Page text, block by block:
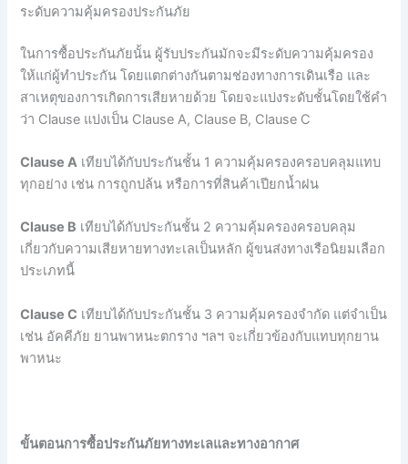
ระดับความคุ้มครองประกันภัย
ในการซื้อประกันภัยนั้น ผู้รับประกันมักจะมีระดับความคุ้มครอง
ให้แก่ผู้ทำประกัน โดยแตกต่างกันตามช่องทางการเดินเรือ และ
สาเหตุของการเกิดการเสียหายด้วย โดยจะแบ่งระดับชั้นโดยใช้คำ
ว่า Clause แบ่งเป็น Clause A, Clause B, Clause C
Clause A เทียบได้กับประกันชั้น 1 ความคุ้มครองครอบคลุมแทบ
ทุกอย่าง เช่น การถูกปล้น หรือการที่สินค้าเปียกน้ำฝน
Clause B เทียบได้กับประกันชั้น 2 ความคุ้มครองครอบคลุม
เกี่ยวกับความเสียหายทางทะเลเป็นหลัก ผู้ขนส่งทางเรือนิยมเลือก
ประเภทนี้
Clause C เทียบได้กับประกันชั้น 3 ความคุ้มครองจำกัด แต่จำเป็น
เช่น อัคคีภัย ยานพาหนะตกราง ฯลฯ จะเกี่ยวข้องกับแทบทุกยาน
พาหนะ
ขั้นตอนการซื้อประกันภัยทางทะเลและทางอากาศ